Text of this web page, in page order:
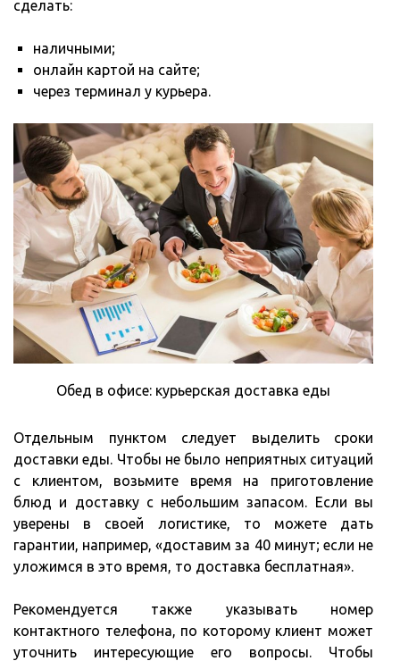
сделать:
наличными;
онлайн картой на сайте;
через терминал у курьера.
Обед в офисе: курьерская доставка еды
Отдельным пунктом следует выделить сроки
доставки еды. Чтобы не было неприятных ситуаций
с клиентом, возьмите время на приготовление
блюд и доставку с небольшим запасом. Если вы
уверены в своей логистике, то можете дать
гарантии, например, «доставим за 40 минут; если не
уложимся в это время, то доставка бесплатная».
Рекомендуется также указывать номер
контактного телефона, по которому клиент может
уточнить интересующие его вопросы. Чтобы